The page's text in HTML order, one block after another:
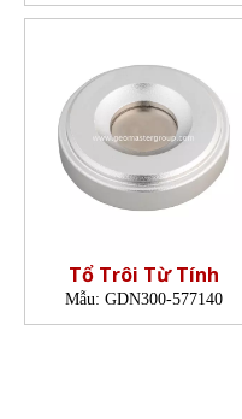
Tổ Trôi Từ Tính
Mẫu: GDN300-577140